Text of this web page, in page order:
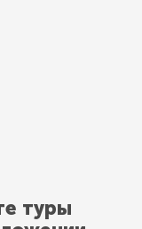
туры